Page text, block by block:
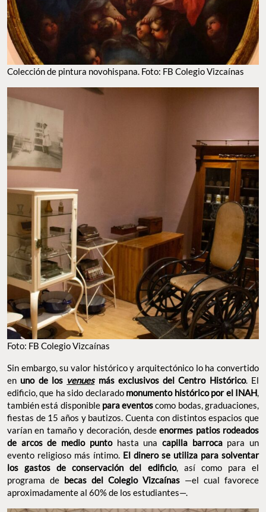
Colección de pintura novohispana. Foto: FB Colegio Vizcaínas
Foto: FB Colegio Vizcaínas
Sin embargo, su valor histórico y arquitectónico lo ha convertido
en uno de los venues más exclusivos del Centro Histórico. El
edificio, que ha sido declarado monumento histórico por el INAH,
también está disponible para eventoscomo bodas, graduaciones,
fiestas de 15 años y bautizos. Cuenta con distintos espacios que
varían en tamaño y decoración, desdeenormes patios rodeados
de arcos de medio puntohasta una capilla barrocapara un
evento religioso más íntimo. El dinero se utiliza para solventar
los gastos de conservación del edificio, así como para el
programa de becas del Colegio Vizcaínas —el cual favorece
aproximadamente al 60% de los estudiantes—.